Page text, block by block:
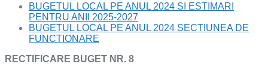
BUGETUL LOCAL PE ANUL 2024 SI ESTIMARI
PENTRU ANII 2025-2027
BUGETUL LOCAL PE ANUL 2024 SECTIUNEA DE
FUNCTIONARE
RECTIFICARE BUGET NR. 8